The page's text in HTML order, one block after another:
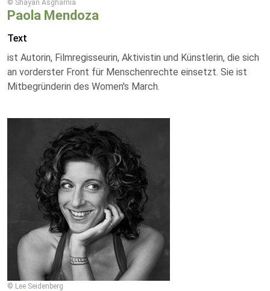
© Shayan Asgharnia
Paola Mendoza
Text
ist Autorin, Filmregisseurin, Aktivistin und Künstlerin, die sich
an vorderster Front für Menschenrechte einsetzt. Sie ist
Mitbegründerin des Women's March.
© Lee Seidenberg